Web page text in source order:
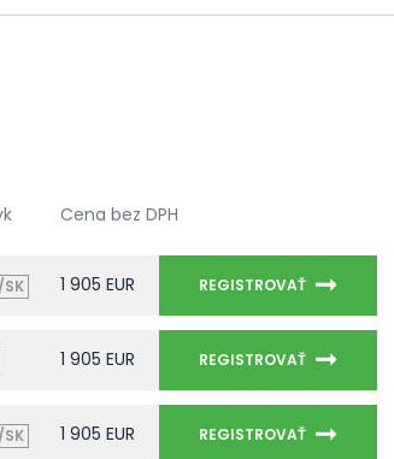
Cena bez DPH
1 905 EUR REGISTROVAŤ
1 905 EUR REGISTROVAŤ
1 905 EUR REGISTROVAŤ